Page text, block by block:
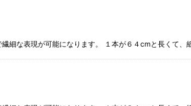
な表現が可能になります。 １本が６４cmと長くて、